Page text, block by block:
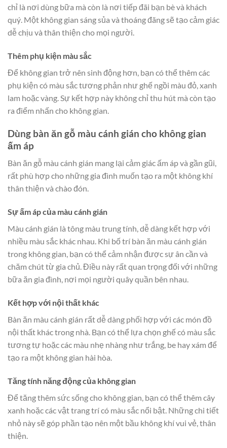
chỉ là nơi dùng bữa mà còn là nơi tiếp đãi bạn bè và khách
quý. Một không gian sáng sủa và thoáng đãng sẽ tạo cảm giác
dễ chịu và thân thiện cho mọi người.
Thêm phụ kiện màu sắc
Để không gian trở nên sinh động hơn, bạn có thể thêm các
phụ kiện có màu sắc tương phản như ghế ngồi màu đỏ, xanh
lam hoặc vàng. Sự kết hợp này không chỉ thu hút mà còn tạo
ra điểm nhấn cho không gian.
Dùng bàn ăn gỗ màu cánh gián cho không gian
ấm áp
Bàn ăn gỗ màu cánh gián mang lại cảm giác ấm áp và gần gũi,
rất phù hợp cho những gia đình muốn tạo ra một không khí
thân thiện và chào đón.
Sự ấm áp của màu cánh gián
Màu cánh gián là tông màu trung tính, dễ dàng kết hợp với
nhiều màu sắc khác nhau. Khi bố trí bàn ăn màu cánh gián
trong không gian, bạn có thể cảm nhận được sự ân cần và
chăm chút từ gia chủ. Điều này rất quan trọng đối với những
bữa ăn gia đình, nơi mọi người quây quần bên nhau.
Kết hợp với nội thất khác
Bàn ăn màu cánh gián rất dễ dàng phối hợp với các món đồ
nội thất khác trong nhà. Bạn có thể lựa chọn ghế có màu sắc
tương tự hoặc các màu nhẹ nhàng như trắng, be hay xám để
tạo ra một không gian hài hòa.
Tăng tính năng động của không gian
Để tăng thêm sức sống cho không gian, bạn có thể thêm cây
xanh hoặc các vật trang trí có màu sắc nổi bật. Những chi tiết
nhỏ này sẽ góp phần tạo nên một bầu không khí vui vẻ, thân
thiện.